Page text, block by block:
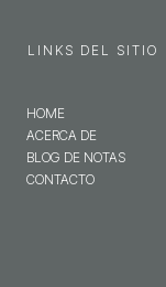
LINKS DEL SITIO
HOME
ACERCA DE
BLOG DE NOTAS
CONTACTO